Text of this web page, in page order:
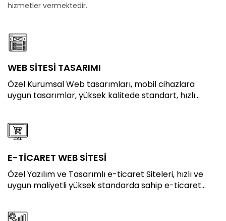
hizmetler vermektedir.
WEB SİTESİ TASARIMI
Özel Kurumsal Web tasarımları, mobil cihazlara
uygun tasarımlar, yüksek kalitede standart, hızlı...
E-TİCARET WEB SİTESİ
Özel Yazılım ve Tasarımlı e-ticaret Siteleri, hızlı ve
uygun maliyetli yüksek standarda sahip e-ticaret...